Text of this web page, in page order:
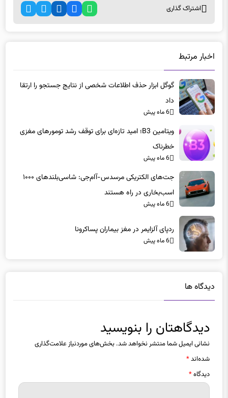
اشتراک گذاری
اخبار مرتبط
گوگل ابزار حذف اطلاعات شخصی از نتایج جستجو را ارتقا
داد
6 ماه پیش
ویتامین B3؛ امید تازه‌ای برای توقف رشد تومورهای مغزی
خطرناک
6 ماه پیش
جت‌های الکتریکی مرسدس-آام‌جی: شاسی‌بلندهای ۱۰۰۰
اسب‌بخاری در راه هستند
6 ماه پیش
ردپای آلزایمر در مغز بیماران پساکرونا
6 ماه پیش
دیدگاه ها
دیدگاهتان را بنویسید
نشانی ایمیل شما منتشر نخواهد شد. بخش‌های موردنیاز علامت‌گذاری
شده‌اند*
دیدگاه*